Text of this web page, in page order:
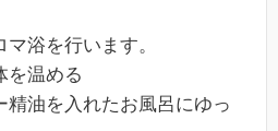
浴を行います。
を温める
精油を入れたお風呂にゆっ